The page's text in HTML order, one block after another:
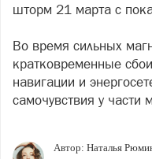
шторм 21 марта с
Во время сильных
кратковременные
навигации и
самочувствия у части
Автор: Наталья